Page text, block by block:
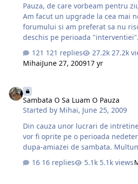
Pauza, de care vorbeam pentru
Am facut un upgrade la cea mai
forumului si am preferat sa nu
deschis pe perioada
urmeaza vor mai fi facute o serie
de add-on-urile pe care le voi
neceista oprirea forumului. Orice probleme, nelamuriri,
asteptate aici P.S. Da...stiu...logoul trebuie ajustat un pic.
L-am facut in graba
121 replies
27.2k
MihaiJune 27, 200917 yr
Sambata O Sa Luam O Pauza
Started by Mihai, June 25, 2009
Din cauza unor lucrari de
vor fi oprite pe o perioada
dupa-amiazei de sambata.
16 replies
5.1k views